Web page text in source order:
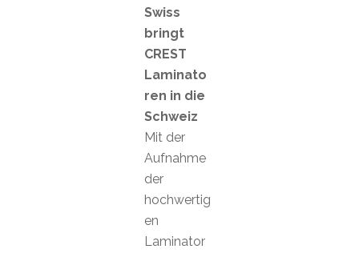
Swiss
bringt
CREST
Laminato
ren in die
Schweiz
Mit der
Aufnahme
der
hochwertig
en
Laminator